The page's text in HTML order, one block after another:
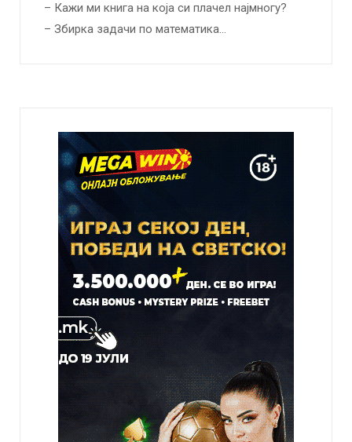
– Кажи ми книга на која си плачел најмногу?
– Збирка задачи по математика…